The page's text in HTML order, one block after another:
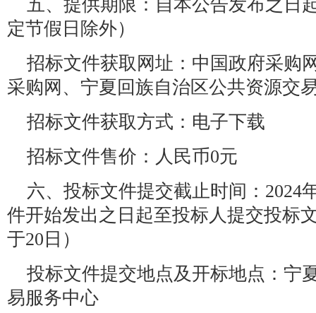
五、提供期限：自本公告发布之日
定节假日除外）
招标文件获取网址：中国政府采购
采购网、宁夏回族自治区公共资源交
招标文件获取方式：电子下载
招标文件售价：人民币0元
六、投标文件提交截止时间：2024
件开始发出之日起至投标人提交投标
于20日）
投标文件提交地点及开标地点：宁
易服务中心